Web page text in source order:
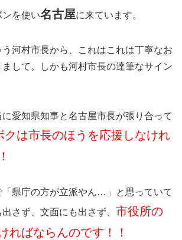
を使い名古屋に来ています。
う河村市長から、これはこれは丁寧なお
して。しかも河村市長の達筆なサイン
愛知県知事と名古屋市長が張り合って
クは市長のほうを応援しなけれ
「県庁の方が立派やん…」と思っていて
さず、文面にも出さず、 市役所の
ればならんのです！！